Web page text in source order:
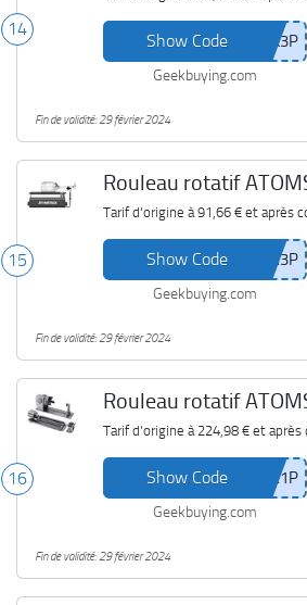
14
Show Code
Geekbuying.com
Fin de validité: 29 février 2024
15
Rouleau rotatif
Tarif d'origine à91,66 €et après
Show Code
Geekbuying.com
Fin de validité: 29 février 2024
16
Rouleau rotatif
Tarif d'origine à 224,98 €et après
Show Code
Geekbuying.com
Fin de validité: 29 février 2024